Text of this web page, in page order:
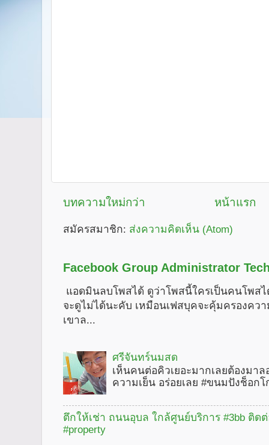
บทความใหม่กว่า หน้าแรก
สมัครสมาชิก: ส่งความคิดเห็น (Atom)
Facebook Group Administrator
แอดมินลบโพสได้ ดูว่าโพสนี้ใครเป็นคนโพส
จะดูไม่ได้นะคับ เหมือนเฟสบุคจะคุ้มครองคว
เขาล...
ศรีจันทร์นมสด
เห็นคนต่อคิวเยอะมากเลยต้องมา
ความเย็น อร่อยเลย #ขนมปังช็อก
ตึกให้เช่า ถนนอุบล ใกล้ศูนย์บริการ #3bb ติดต่
#property